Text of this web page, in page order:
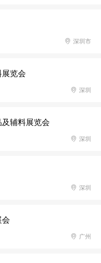
深圳市
览会
深圳
辅料展览会
深圳
深圳
广州